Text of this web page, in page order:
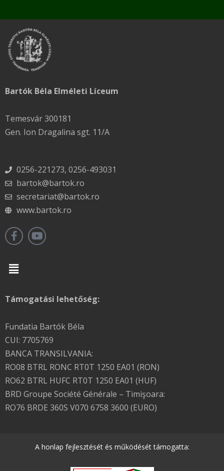
Bartók Béla Elméleti Líceum
Temesvár 300181
Gen. Ion Dragalina sgt. 11/A
0256-221273, 0256-493031
bartok@bartok.ro
secretariat@bartok.ro
www.bartok.ro
Menu
Támogatási lehetőség:
Fundatia Bartók Béla
CUI: 7705769
BANCA TRANSILVANIA:
RO08 BTRL RONC RT0T 1250 EA01 (RON)
RO62 BTRL HUFC RT0T 1250 EA01 (HUF)
BRD Groupe Société Générale – Timişoara:
RO76 BRDE 360S V070 6758 3600 (EURO)
A honlap fejlesztését és működését támogatta: